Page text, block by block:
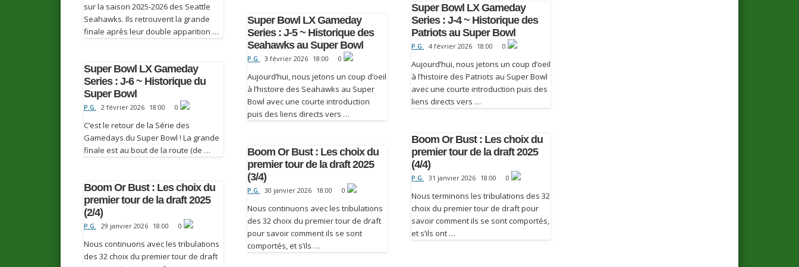
sur la saison 2025-2026 des Seattle
Seahawks. Ils retrouvent la grande
finale après leur double apparition …
Super Bowl LX Gameday
Series : J-4 ~ Historique des
Patriots au Super Bowl
P.G. 4 février 2026 18:00 0
Aujourd’hui, nous jetons un coup d’oeil
à l’histoire des Patriots au Super Bowl
avec une courte introduction puis des
liens directs vers …
Super Bowl LX Gameday
Series : J-5 ~ Historique des
Seahawks au Super Bowl
P.G. 3 février 2026 18:00 0
Aujourd’hui, nous jetons un coup d’oeil
à l’histoire des Seahawks au Super
Bowl avec une courte introduction
puis des liens directs vers …
Super Bowl LX Gameday
Series : J-6 ~ Historique du
Super Bowl
P.G. 2 février 2026 18:00 0
C’est le retour de la Série des
Gamedays du Super Bowl ! La grande
finale est au bout de la route (de …
Boom Or Bust : Les choix du
premier tour de la draft 2025
(4/4)
P.G. 31 janvier 2026 18:00 0
Nous terminons les tribulations des 32
choix du premier tour de draft pour
savoir comment ils se sont comportés,
et s’ils ont …
Boom Or Bust : Les choix du
premier tour de la draft 2025
(3/4)
P.G. 30 janvier 2026 18:00 0
Nous continuons avec les tribulations
des 32 choix du premier tour de draft
pour savoir comment ils se sont
comportés, et s’ils …
Boom Or Bust : Les choix du
premier tour de la draft 2025
(2/4)
P.G. 29 janvier 2026 18:00 0
Nous continuons avec les tribulations
des 32 choix du premier tour de draft